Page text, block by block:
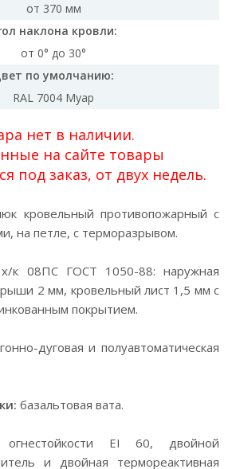
от 370 мм
наклона кровли:
от 0° до 30°
по умолчанию:
RAL 7004 Муар
нет в наличии.
на сайте товары
под заказ, от двух недель.
кровельный противопожарный с
на петле, с терморазрывом.
к 08ПС ГОСТ 1050-88: наружная
2 мм, кровельный лист 1,5 мм с
покрытием.
дуговая и полуавтоматическая
базальтовая вата.
EI 60, двойной
и двойная термореактивная